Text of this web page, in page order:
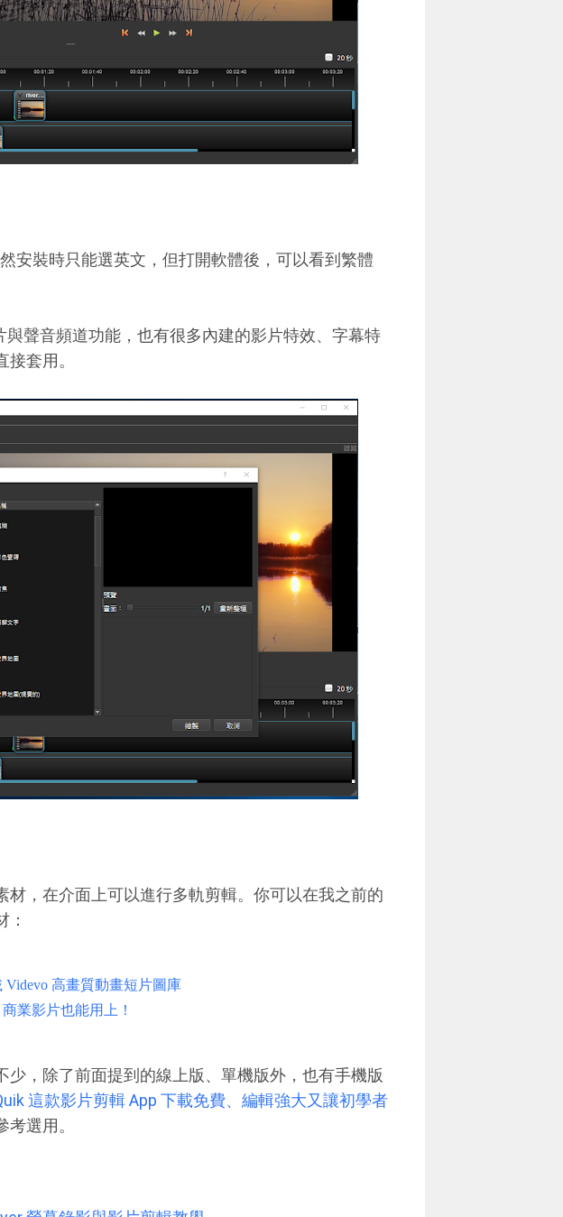
安裝時只能選英文，但打開軟體後，可以看到繁體
與聲音頻道功能，也有很多內建的影片特效、字幕特
套用。
材，在介面上可以進行多軌剪輯。你可以在我之前的
高畫質動畫短片圖庫
業影片也能用上！
，除了前面提到的線上版、單機版外，也有手機版
這款影片剪輯 App 下載免費、編輯強大又讓初學者
選用。